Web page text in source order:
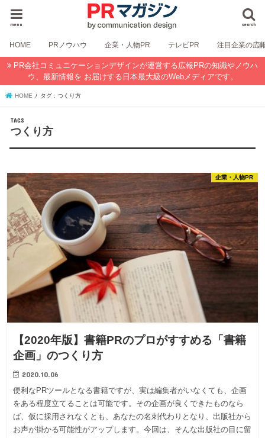
search
menu
HOME PRノウハウ 企業・人物PR テレビPR 注目企業の広
PR会社コミュニケーションデザインが運営する広報PRの知識やノウハ
ウ、最新情報を お届けする日本最大級のWebメディアです。
HOME タグ : つくり方
つくり方
企業・人物PR
【2020年版】書籍PRのプロがすすめる「書籍
企画」のつくり方
2020.10.06
便利なPRツールとなる書籍ですが、実は編集者がいなくても、企画
をある程度立てることは可能です。その企画が良くできたものなら
ば、仮に採用されなくとも、あなたの名刺代わりとなり、出版社から
お声が掛かる可能性がアップします。今回は、そんな出版社の目に留